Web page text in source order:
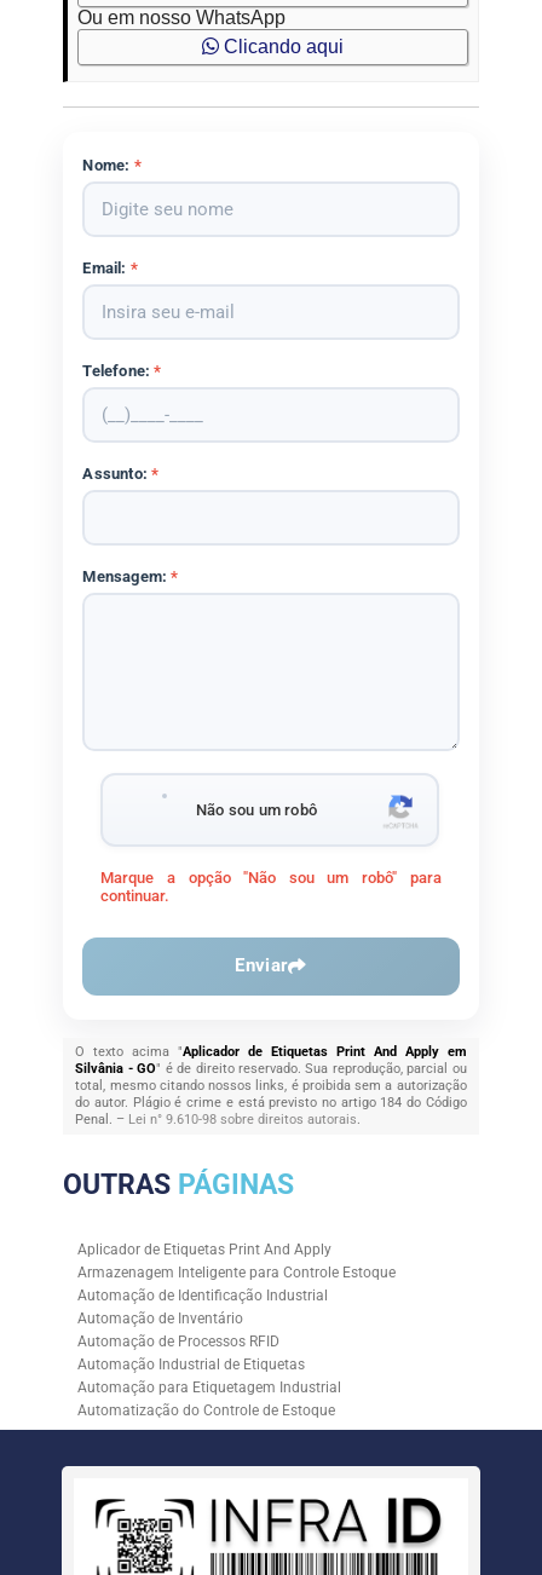
Ou em nosso WhatsApp
Clicando aqui
Nome: *
Email: *
Telefone:*
Assunto:*
Mensagem:*
Não sou um robô
Marque a opção "Não sou um robô" para
continuar.
Enviar
O texto acima "Aplicador de Etiquetas Print And Apply em
Silvânia - GO" é de direito reservado. Sua reprodução, parcial ou
total, mesmo citando nossos links, é proibida sem a autorização
do autor. Plágio é crime e está previsto no artigo 184 do Código
Penal. – Lei n° 9.610-98 sobre direitos autorais.
OUTRAS PÁGINAS
Aplicador de Etiquetas Print And Apply
Armazenagem Inteligente para Controle Estoque
Automação de Identificação Industrial
Automação de Inventário
Automação de Processos RFID
Automação Industrial de Etiquetas
Automação para Etiquetagem Industrial
Automatização do Controle de Estoque
Controle de Estoque com RFID
Empresa de Automação para Processos Logísticos
Empresa de Rastreabilidade Industrial
Empresa de Soluções para Etiquetagem
Empresa Especializada em Inventário de Estoque